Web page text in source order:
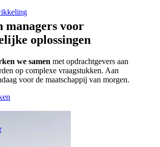
managers voor
oplossingen
we samen met opdrachtgevers aan
op complexe vraagstukken. Aan
voor de maatschappij van morgen.